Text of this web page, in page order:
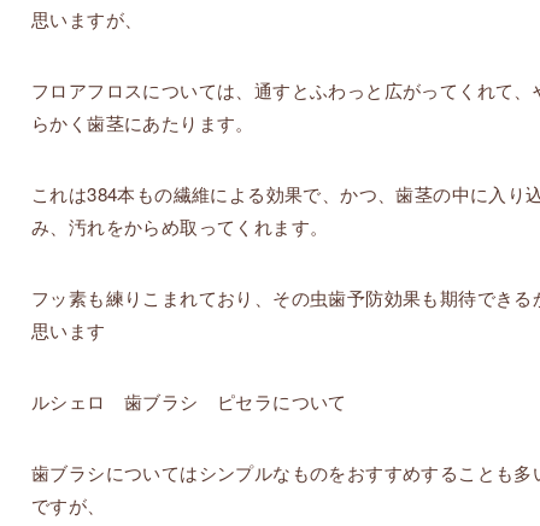
思いますが、
フロアフロスについては、通すとふわっと広がってくれて、
らかく歯茎にあたります。
これは384本もの繊維による効果で、かつ、歯茎の中に入り
み、汚れをからめ取ってくれます。
フッ素も練りこまれており、その虫歯予防効果も期待できる
思います
ルシェロ 歯ブラシ ピセラについて
歯ブラシについてはシンプルなものをおすすめすることも多
ですが、